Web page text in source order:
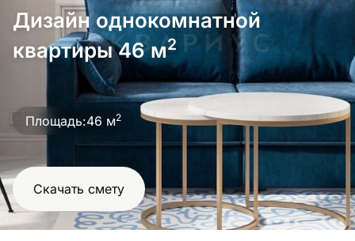
Обсудить
проект
Дизайн однокомнатной
квартиры 46 м2
Площадь:46 м2
Скачать смету